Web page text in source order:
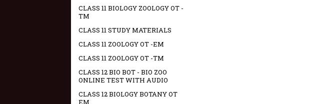
CLASS 11 BIOLOGY ZOOLOGY OT -
TM
CLASS 11 STUDY MATERIALS
CLASS 11 ZOOLOGY OT -EM
CLASS 11 ZOOLOGY OT -TM
CLASS 12 BIO BOT - BIO ZOO
ONLINE TEST WITH AUDIO
CLASS 12 BIOLOGY BOTANY OT
EM